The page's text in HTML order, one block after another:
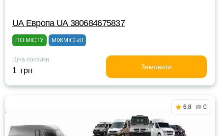
UА Европа UА 380684675837
ПО МІСТУ МІЖМІСЬКІ
Ціна посадки
1 грн Замовити
6.8 0